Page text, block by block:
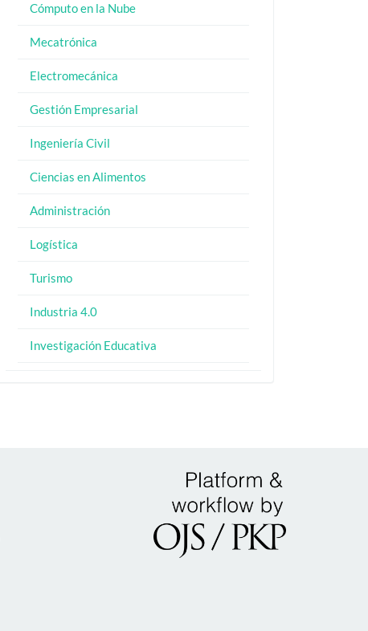
Cómputo en la Nube
Mecatrónica
Electromecánica
Gestión Empresarial
Ingeniería Civil
Ciencias en Alimentos
Administración
Logística
Turismo
Industria 4.0
Investigación Educativa